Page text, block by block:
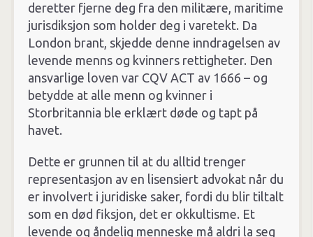
deretter fjerne deg fra den militære, maritime
jurisdiksjon som holder deg i varetekt. Da
London brant, skjedde denne inndragelsen av
levende menns og kvinners rettigheter. Den
ansvarlige loven var CQV ACT av 1666 – og
betydde at alle menn og kvinner i
Storbritannia ble erklært døde og tapt på
havet.
Dette er grunnen til at du alltid trenger
representasjon av en lisensiert advokat når du
er involvert i juridiske saker, fordi du blir tiltalt
som en død fiksjon, det er okkultisme. Et
levende og åndelig menneske må aldri la seg